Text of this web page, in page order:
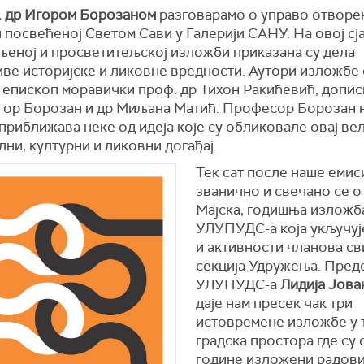
др Игором Борозаном разговарамо о управо
Светом Сави у Галерији САНУ. На овој
и просветитељској изложби приказана су дела
историјске и ликовне вредности. Аутори изложбе
моравички проф. др Тихон Ракићевић,
Борозан и др Миљана Матић. Професор Борозан
неке од идеја које су обликовале овај
културни и ликовни догађај.
Тек сат после наше
званично и свечано се
Мајска, годишња
УЛУПУДС-а која
и активности чланова
секција Удружења.
УЛУПУДС-аЛидија
даје нам пресек чак три
истовремене изложбе у
градска простора где су
године изложени